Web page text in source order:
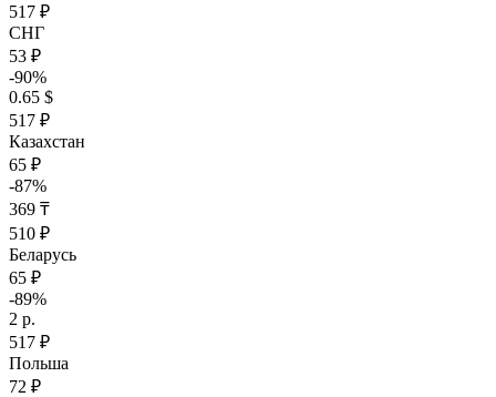
517 ₽
СНГ
53 ₽
-90%
0.65 $
517 ₽
Казахстан
65 ₽
-87%
369 ₸
510 ₽
Беларусь
65 ₽
-89%
2 р.
517 ₽
Польша
72 ₽